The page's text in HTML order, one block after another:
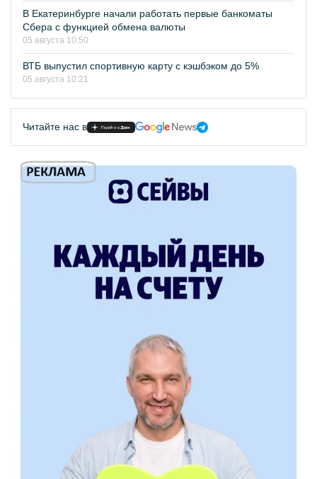
В Екатеринбурге начали работать первые банкоматы
Сбера с функцией обмена валюты
05 августа 10:50
ВТБ выпустил спортивную карту с кэшбэком до 5%
05 августа 10:21
Читайте нас в